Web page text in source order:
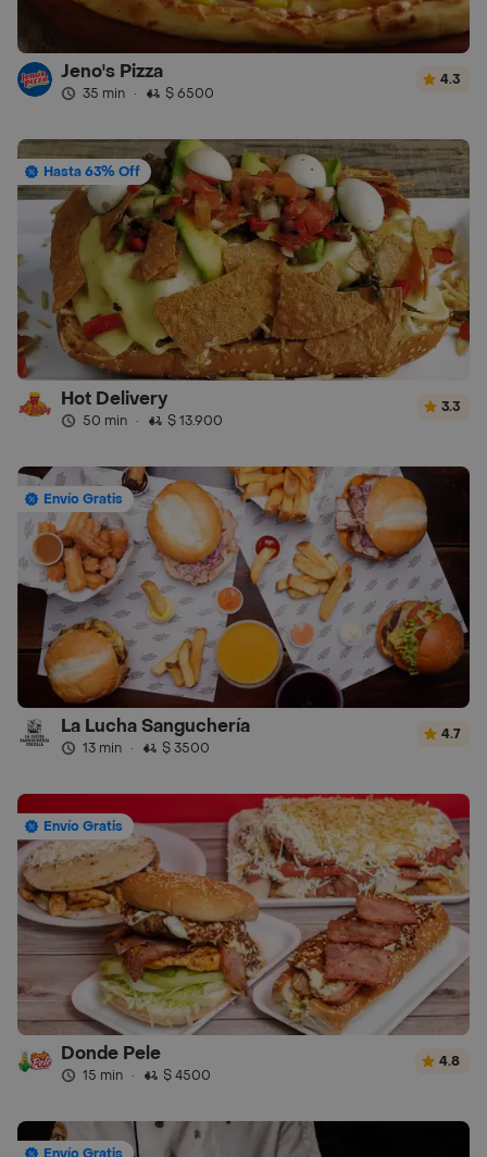
Jeno's Pizza
35 min · $ 6500
4.3
Hasta 63% Off
Hot Delivery
50 min · $ 13.900
3.3
Envío Gratis
La Lucha Sanguchería
13 min · $ 3500
4.7
Envío Gratis
Donde Pele
15 min · $ 4500
4.8